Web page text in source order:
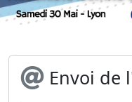
Envoi de